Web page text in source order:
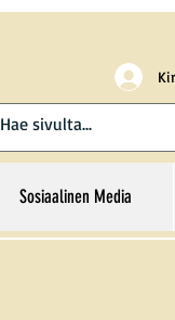
Sosiaalinen Media